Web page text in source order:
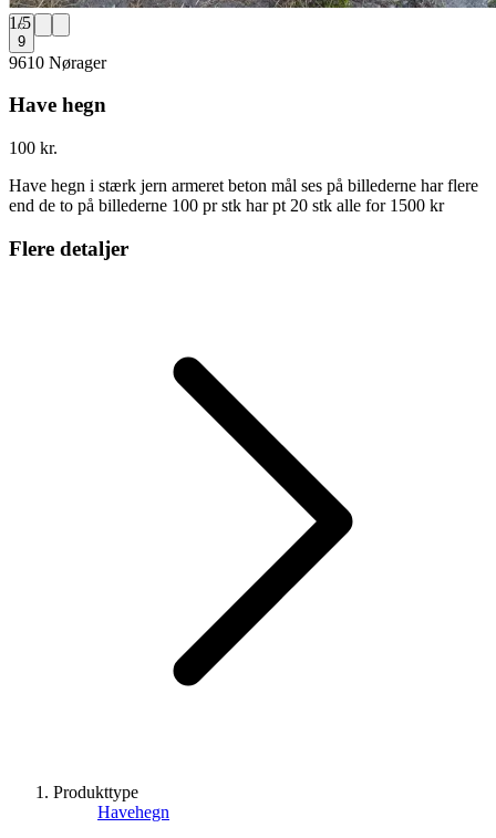
1/5
9
9610 Nørager
Have hegn
100 kr.
Have hegn i stærk jern armeret beton mål ses på billederne har flere
end de to på billederne 100 pr stk har pt 20 stk alle for 1500 kr
Flere detaljer
Produkttype
Havehegn